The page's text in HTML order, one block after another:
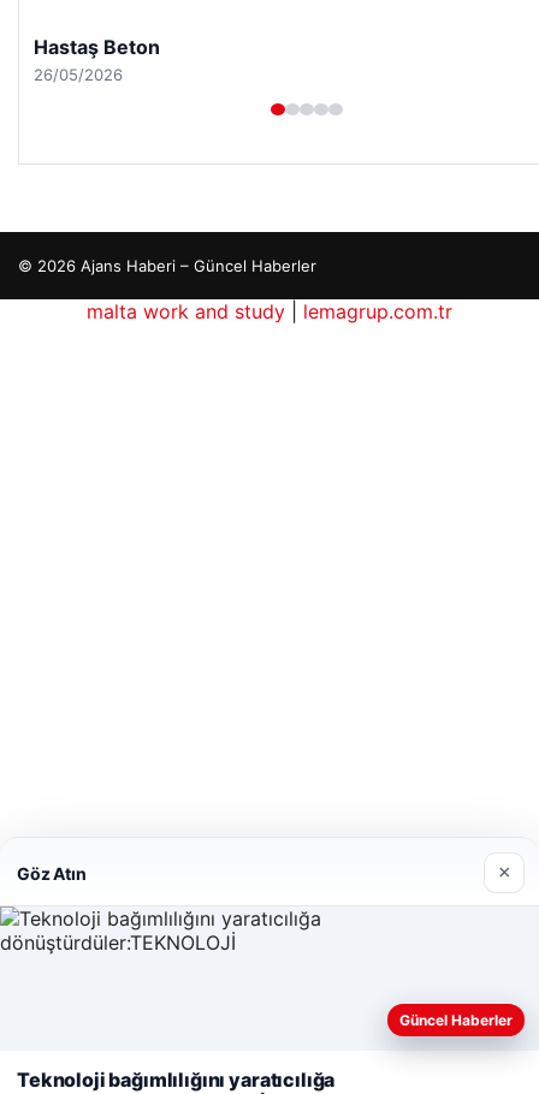
Enes Kaplan Avukatlık Bürosu
28/04/2026
© 2026 Ajans Haberi – Güncel Haberler
Web sitemizi nasıl kullandığınızı daha iyi anlayabilmek,
Politikamız
Göz Atın ×
Güncel Haberler
Teknoloji bağımlılığını yaratıcılığa
malta work and study
lemagrup.com.tr